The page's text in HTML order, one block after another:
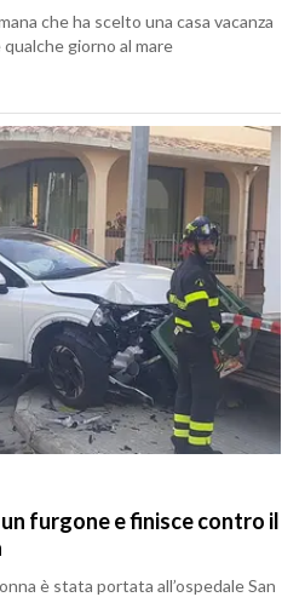
che ha scelto una casa vacanza
giorno al mare
furgone e finisce contro il
è stata portata all’ospedale San